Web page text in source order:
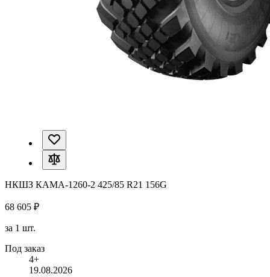
НКШЗ КАМА-1260-2 425/85 R21 156G
68 605 ₽
за 1 шт.
Под заказ
4+
19.08.2026